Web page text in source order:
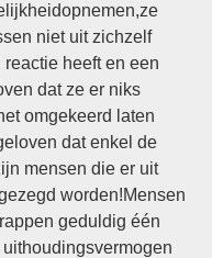
niet uit zichzelf
heeft en een
dat ze er niks
omgekeerd laten
dat enkel de
mensen die er uit
worden!Mensen
geduldig één